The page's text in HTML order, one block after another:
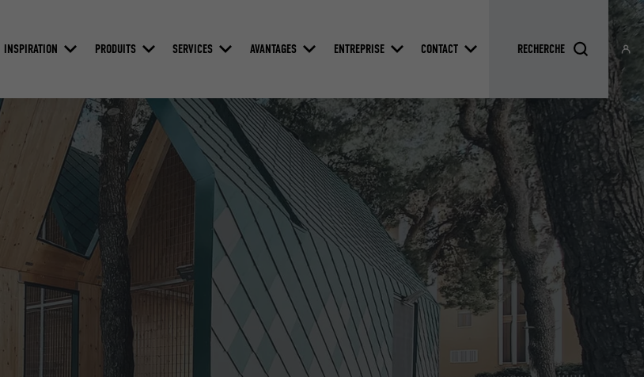
INSPIRATION PRODUITS SERVICES AVANTAGES ENTREPRISE CONTACT